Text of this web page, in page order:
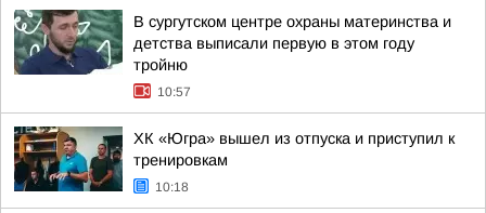
В сургутском центре охраны материнства и
детства выписали первую в этом году
тройню
10:57
ХК «Югра» вышел из отпуска и приступил к
тренировкам
10:18